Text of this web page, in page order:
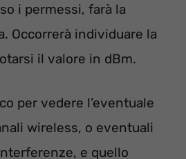
i permessi, farà la
Occorrerà individuare la
il valore in dBm.
per vedere l’eventuale
wireless, o eventuali
e quello